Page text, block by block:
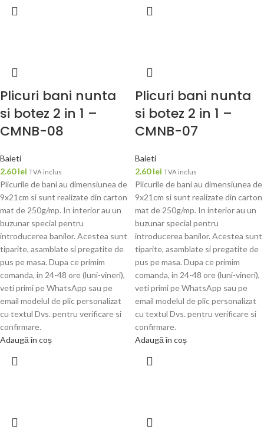
Plicuri bani nunta
si botez 2 in 1 –
CMNB-08
Baieti
2.60lei TVA inclus
Plicurile de bani au dimensiunea de
9x21cm si sunt realizate din carton
mat de 250g/mp. In interior au un
buzunar special pentru
introducerea banilor. Acestea sunt
tiparite, asamblate si pregatite de
pus pe masa. Dupa ce primim
comanda, in 24-48 ore (luni-vineri),
veti primi pe WhatsApp sau pe
email modelul de plic personalizat
cu textul Dvs. pentru verificare si
confirmare.
Adaugă în coș
Plicuri bani nunta
si botez 2 in 1 –
CMNB-07
Baieti
2.60lei TVA inclus
Plicurile de bani au dimensiunea de
9x21cm si sunt realizate din carton
mat de 250g/mp. In interior au un
buzunar special pentru
introducerea banilor. Acestea sunt
tiparite, asamblate si pregatite de
pus pe masa. Dupa ce primim
comanda, in 24-48 ore (luni-vineri),
veti primi pe WhatsApp sau pe
email modelul de plic personalizat
cu textul Dvs. pentru verificare si
confirmare.
Adaugă în coș